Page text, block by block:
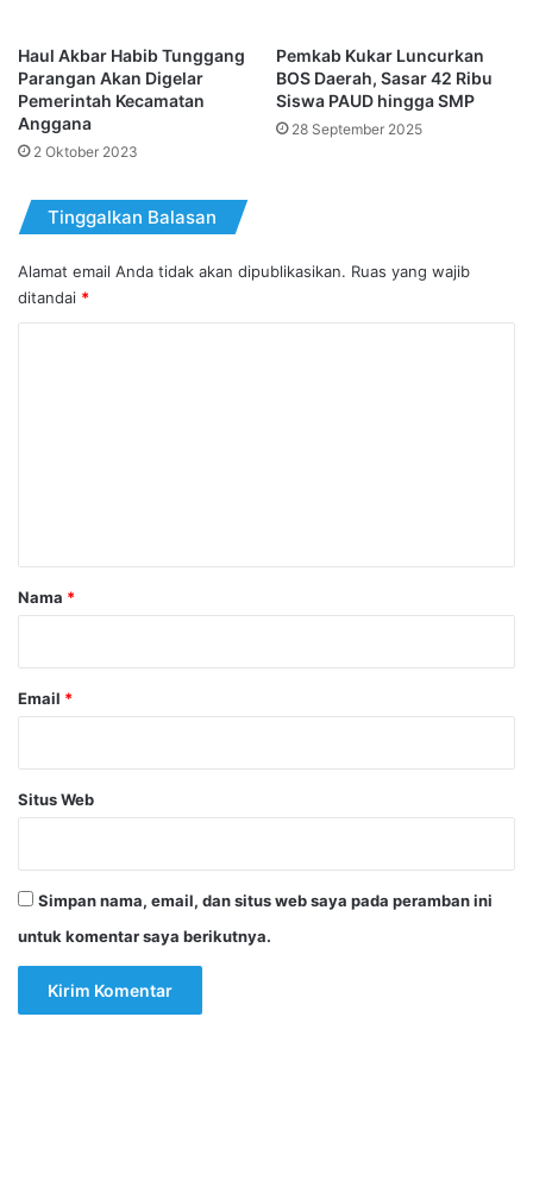
Haul Akbar Habib Tunggang
Parangan Akan Digelar
Pemerintah Kecamatan
Anggana
2 Oktober 2023
Pemkab Kukar Luncurkan
BOS Daerah, Sasar 42 Ribu
Siswa PAUD hingga SMP
28 September 2025
Tinggalkan Balasan
Alamat email Anda tidak akan dipublikasikan. Ruas yang wajib
ditandai *
rNama *
Email *
Situs Web
Simpan nama, email, dan situs web saya pada peramban ini
untuk komentar saya berikutnya.